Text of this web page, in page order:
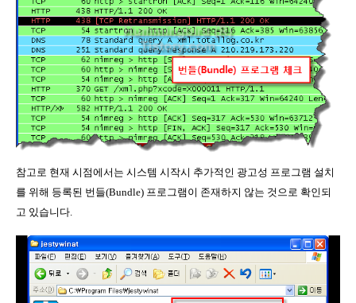
참고로 현재 시점에서는 시스템 시작시 추가적인 광고성 프로그램 설치
를 위해 등록된 번들(Bundle) 프로그램이 존재하지 않는 것으로 확인되
고 있습니다.